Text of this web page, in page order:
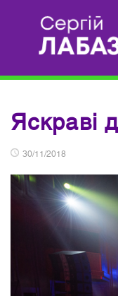
Яскраві
30/11/2018